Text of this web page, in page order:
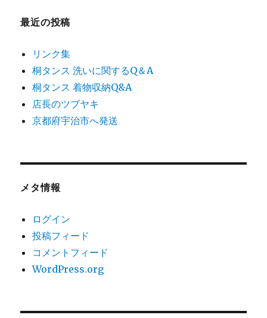
最近の投稿
リンク集
桐タンス 洗いに関するQ＆A
桐タンス 着物収納Q&A
店長のツブヤキ
京都府宇治市へ発送
メタ情報
ログイン
投稿フィード
コメントフィード
WordPress.org